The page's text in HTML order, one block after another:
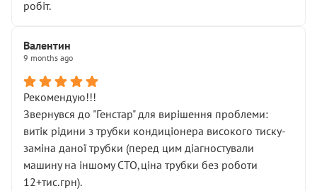
робіт.
Валентин
9 months ago
Рекомендую!!!
Звернувся до "Генстар" для вирішення проблеми:
витік рідини з трубки кондиціонера високого тиску-
заміна даної трубки (перед цим діагностували
машину на іншому СТО,ціна трубки без роботи
12+тис.грн).